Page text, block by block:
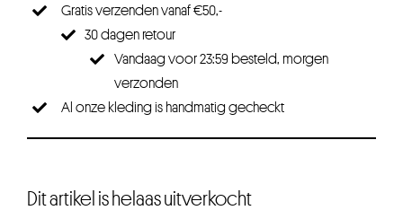
Gratis verzenden vanaf €50,-
30 dagen retour
Vandaag voor 23:59 besteld, morgen
verzonden
Al onze kleding is handmatig gecheckt
Dit artikel is helaas uitverkocht